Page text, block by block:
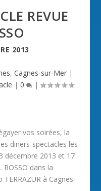
REVUE
2013
, Cagnes-sur-Mer |
| 0 |
vos soirées, la
diners-spectacles les
décembre 2013 et 17
ROSSO dans la
à Cagnes-